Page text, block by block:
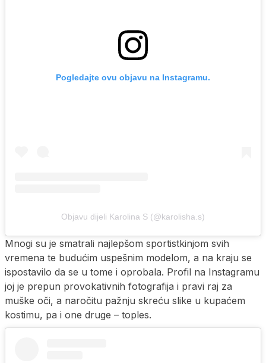
Pogledajte ovu objavu na Instagramu.
Objavu dijeli Karolina S (@karolisha.s)
Mnogi su je smatrali najlepšom sportistkinjom svih
vremena te budućim uspešnim modelom, a na kraju se
ispostavilo da se u tome i oprobala. Profil na Instagramu
joj je prepun provokativnih fotografija i pravi raj za
muške oči, a naročitu pažnju skreću slike u kupaćem
kostimu, pa i one druge – toples.